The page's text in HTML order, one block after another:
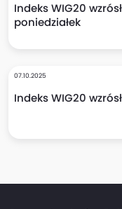
Indeks WIG20
poniedziałek
07.10.2025
Indeks WIG20